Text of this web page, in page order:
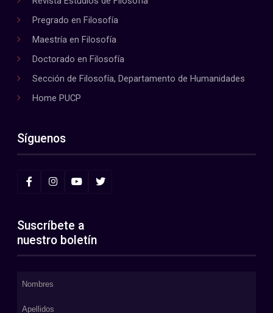
Pregrado en Filosofía
Maestría en Filosofía
Doctorado en Filosofía
Sección de Filosofía, Departamento de Humanidades
Home PUCP
Síguenos
Suscríbete a
nuestro boletín